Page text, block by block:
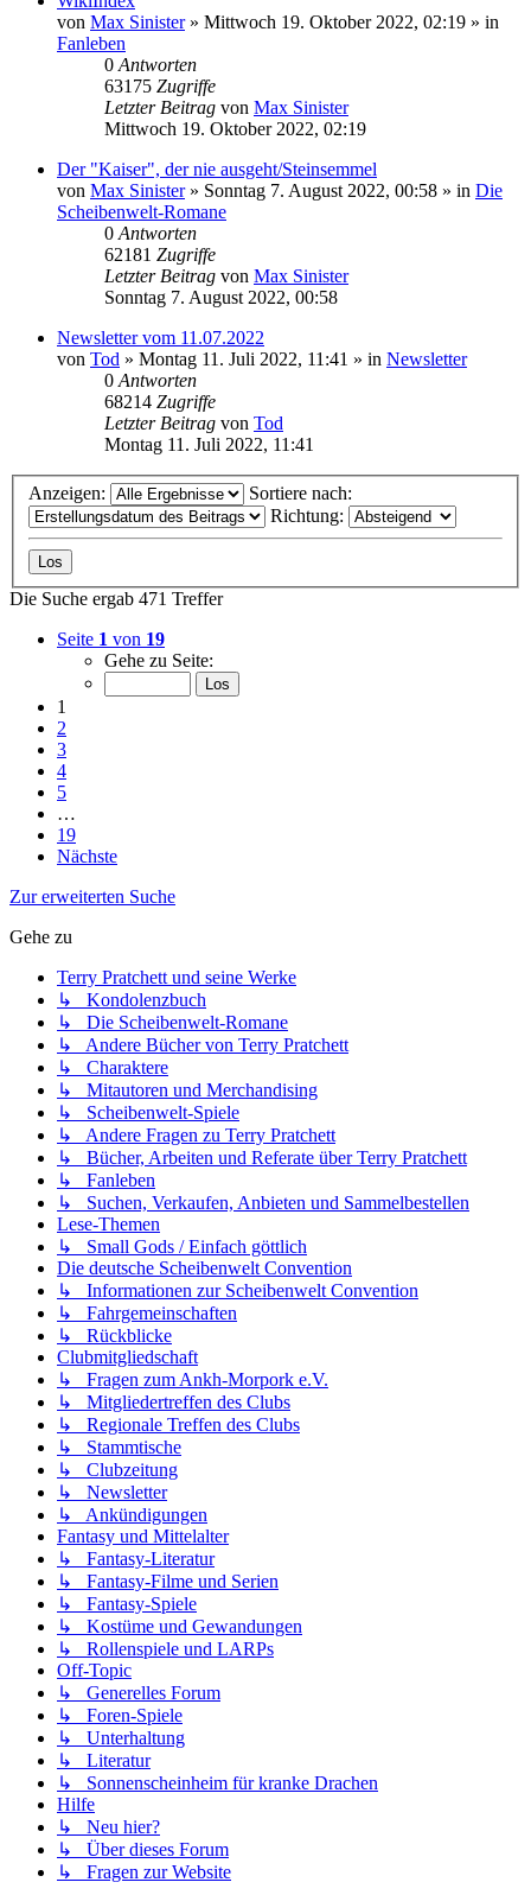
von Max Sinister» Mittwoch 19. Oktober 2022, 02:19 » in
Fanleben
0 Antworten
63175 Zugriffe
Letzter Beitrag von Max Sinister
Mittwoch 19. Oktober 2022, 02:19
Der "Kaiser", der nie ausgeht/Steinsemmel
von Max Sinister» Sonntag 7. August 2022, 00:58 » in Die
Scheibenwelt-Romane
0 Antworten
62181 Zugriffe
Letzter Beitrag von Max Sinister
Sonntag 7. August 2022, 00:58
Newsletter vom 11.07.2022
von Tod » Montag 11. Juli 2022, 11:41 » in Newsletter
0 Antworten
68214 Zugriffe
Letzter Beitrag von Tod
Montag 11. Juli 2022, 11:41
Anzeigen:
Sortiere nach:
Richtung:
Die Suche ergab 471 Treffer
Seite 1 von 19
Gehe zu Seite:
1
2
3
4
5
…
19
Nächste
Zur erweiterten Suche
Gehe zu
Terry Pratchett und seine Werke
↳ Kondolenzbuch
↳ Die Scheibenwelt-Romane
↳ Andere Bücher von Terry Pratchett
↳ Charaktere
↳ Mitautoren und Merchandising
↳ Scheibenwelt-Spiele
↳ Andere Fragen zu Terry Pratchett
↳ Bücher, Arbeiten und Referate über Terry Pratchett
↳ Fanleben
↳ Suchen, Verkaufen, Anbieten und Sammelbestellen
Lese-Themen
↳ Small Gods / Einfach göttlich
Die deutsche Scheibenwelt Convention
↳ Informationen zur Scheibenwelt Convention
↳ Fahrgemeinschaften
↳ Rückblicke
Clubmitgliedschaft
↳ Fragen zum Ankh-Morpork e.V.
↳ Mitgliedertreffen des Clubs
↳ Regionale Treffen des Clubs
↳ Stammtische
↳ Clubzeitung
↳ Newsletter
↳ Ankündigungen
Fantasy und Mittelalter
↳ Fantasy-Literatur
↳ Fantasy-Filme und Serien
↳ Fantasy-Spiele
↳ Kostüme und Gewandungen
↳ Rollenspiele und LARPs
Off-Topic
↳ Generelles Forum
↳ Foren-Spiele
↳ Unterhaltung
↳ Literatur
↳ Sonnenscheinheim für kranke Drachen
Hilfe
↳ Neu hier?
↳ Über dieses Forum
↳ Fragen zur Website